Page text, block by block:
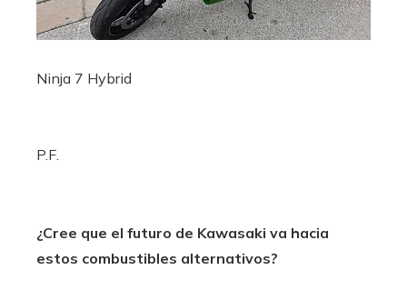
Ninja 7 Hybrid
P.F.
¿Cree que el futuro de Kawasaki va hacia
estos combustibles alternativos?